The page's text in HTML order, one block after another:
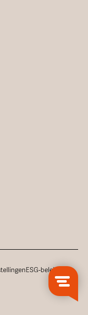
ESG-beleid